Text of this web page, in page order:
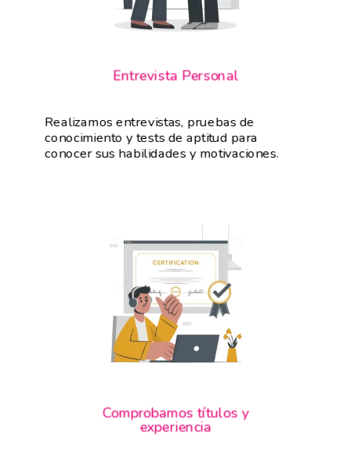
Entrevista Personal
Realizamos entrevistas, pruebas de
conocimiento y tests de aptitud para
conocer sus habilidades y motivaciones.
Comprobamos títulos y
experiencia